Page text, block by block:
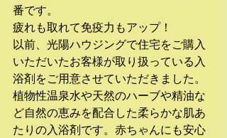
番です。
疲れも取れて免疫力もアップ！
以前、光陽ハウジングで住宅をご購入
いただいたお客様が取り扱っている入
浴剤をご用意させていただきました。
植物性温泉水や天然のハーブや精油な
ど自然の恵みを配合した柔らかな肌あ
たりの入浴剤です。赤ちゃんにも安心